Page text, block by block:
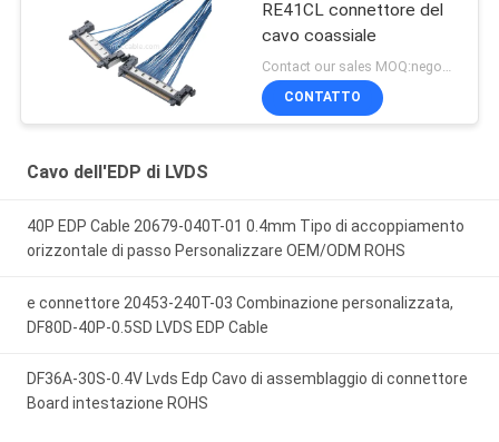
RE41CL connettore del
cavo coassiale
CONTATTO
Cavo dell'EDP di LVDS
40P EDP Cable 20679-040T-01 0.4mm Tipo di accoppiamento
orizzontale di passo Personalizzare OEM/ODM ROHS
e connettore 20453-240T-03 Combinazione personalizzata,
DF80D-40P-0.5SD LVDS EDP Cable
DF36A-30S-0.4V Lvds Edp Cavo di assemblaggio di connettore
Board intestazione ROHS